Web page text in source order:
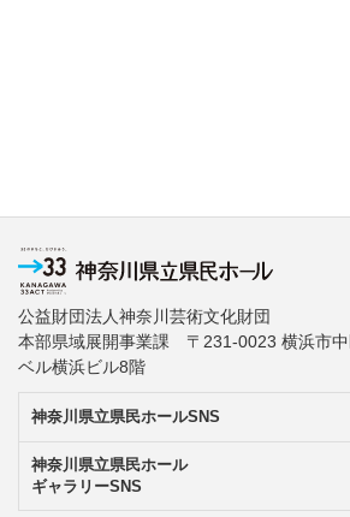
公益財団法人神奈川芸術文化財団
本部県域展開事業課 〒231-0023 横浜市
ベル横浜ビル8階
神奈川県立県民ホールSNS
神奈川県立県民ホール
ギャラリーSNS